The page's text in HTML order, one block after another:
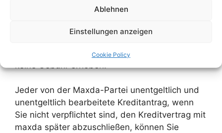
Ablehnen
Einstellungen anzeigen
Cookie Policy
Kundenzufriedenheit bei maxda ist gut, weil die
Für die Bearbeitung des Kreditantrags wird
Jeder von der Maxda-Partei unentgeltlich und
unentgeltlich bearbeitete Kreditantrag, wenn
Sie nicht verpflichtet sind, den Kreditvertrag mit
maxda später abzuschließen, können Sie